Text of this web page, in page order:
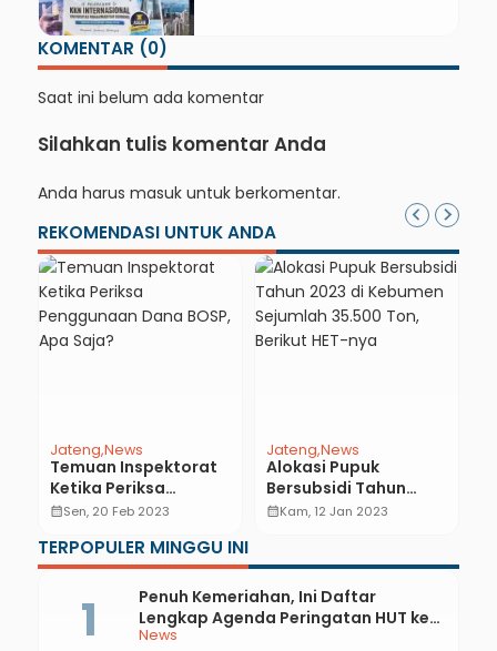
KOMENTAR (0)
Saat ini belum ada komentar
Silahkan tulis komentar Anda
Anda harus masuk untuk berkomentar.
REKOMENDASI UNTUK ANDA
Jateng News
Temuan Inspektorat
Ketika Periksa
Penggunaan Dana
calendar_monthSen, 20 Feb 2023
Jateng News
Alokasi Pupuk
Bersubsidi Tahun
2023 di Kebumen
calendar_monthKam, 12 Jan 2023
TERPOPULER MINGGU INI
News
Penuh Kemeriahan, Ini Daftar
Lengkap Agenda Peringatan HUT ke-
81 RI dan Hari Jadi ke-397 Kabupaten